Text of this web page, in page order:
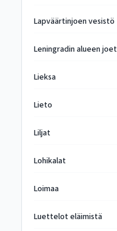
Lapväärtinjoen vesistö
Leningradin alueen joet
Lieksa
Lieto
Liljat
Lohikalat
Loimaa
Luettelot eläimistä